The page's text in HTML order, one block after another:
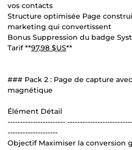
vos contacts
Structure optimisée Page
marketing qui convertissent
Bonus Suppression du badge
Tarif **97,98 $US**
### Pack 2 : Page de capture
magnétique
Élément Détail
-----------------------
--------------------
Objectif Maximiser la conversion